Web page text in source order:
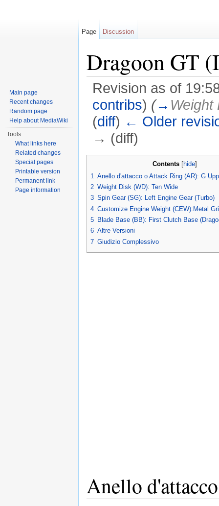
Dragoon GT
Revision as of
contribs) (→ Weight
(diff) ← Older
→ (diff)
Contents [hide]
1 Anello d'attacco o Attack Ring (AR): G
2 Weight Disk (WD): Ten Wide
3 Spin Gear (SG): Left Engine Gear (Turbo)
4 Customize Engine Weight (CEW):Metal
5 Blade Base (BB): First Clutch Base
6 Altre Versioni
7 Giudizio Complessivo
Anello
Page Discussion
Main page
Recent changes
Random page
Help about MediaWiki
Tools
What links here
Related changes
Special pages
Printable version
Permanent link
Page information